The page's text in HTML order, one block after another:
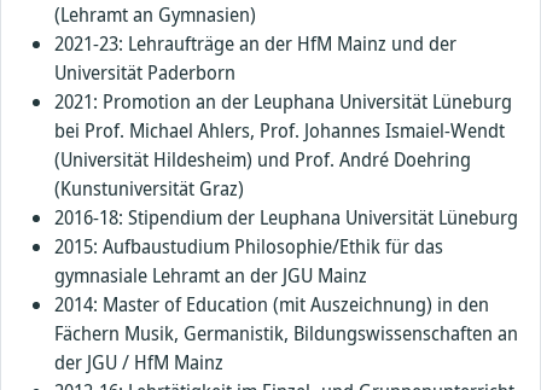
(Lehramt an Gymnasien)
2021-23: Lehraufträge an der HfM Mainz und der
Universität Paderborn
2021: Promotion an der Leuphana Universität Lüneburg
bei Prof. Michael Ahlers, Prof. Johannes Ismaiel-Wendt
(Universität Hildesheim) und Prof. André Doehring
(Kunstuniversität Graz)
2016-18: Stipendium der Leuphana Universität Lüneburg
2015: Aufbaustudium Philosophie/Ethik für das
gymnasiale Lehramt an der JGU Mainz
2014: Master of Education (mit Auszeichnung) in den
Fächern Musik, Germanistik, Bildungswissenschaften an
der JGU / HfM Mainz